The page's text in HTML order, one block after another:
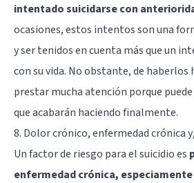
intentado suicidarse con
ocasiones, estos intentos son una
y ser tenidos en cuenta más que un
con su vida. No obstante, de haberlos
prestar mucha atención porque
que acabarán haciendo finalmente.
8. Dolor crónico, enfermedad crónica
Un factor de riesgo para el suicidio es
enfermedad crónica,